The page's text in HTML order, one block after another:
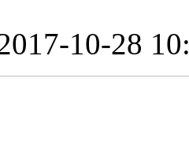
10-28